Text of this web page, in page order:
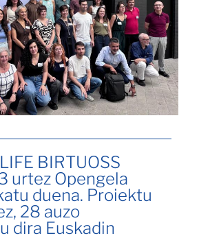
BIRTUOSS
urtez Opengela
duena. Proiektu
28 auzo
dira Euskadin